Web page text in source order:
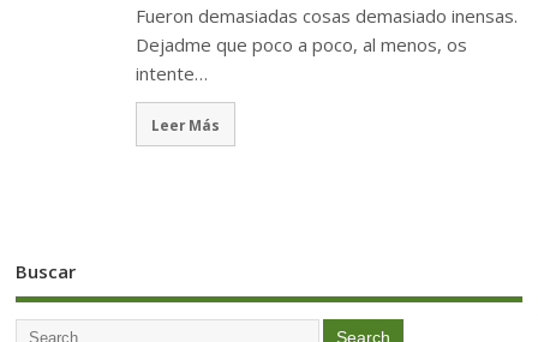
Fueron demasiadas cosas demasiado inensas.
Dejadme que poco a poco, al menos, os
intente…
Leer Más
Buscar